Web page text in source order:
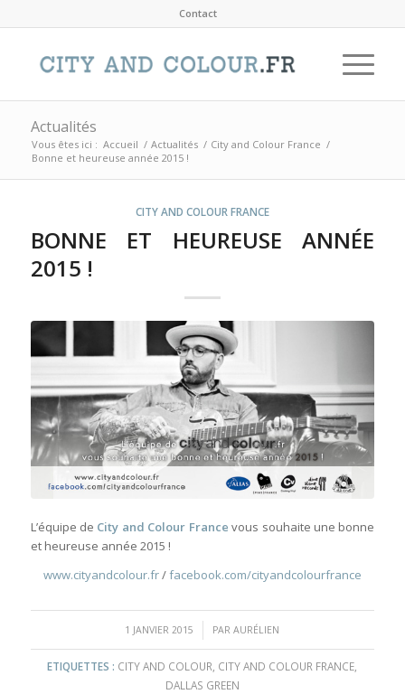
Contact
Actualités
Vous êtes ici : Accueil / Actualités / City and Colour France /
Bonne et heureuse année 2015 !
CITY AND COLOUR FRANCE
BONNE ET HEUREUSE ANNÉE
2015 !
L’équipe de City and Colour France vous souhaite une bonne
et heureuse année 2015 !
www.cityandcolour.fr/facebook.com/cityandcolourfrance
1 JANVIER 2015
/ PARAURÉLIEN
ETIQUETTES : CITY AND COLOUR CITY AND COLOUR FRANCE
DALLAS GREEN